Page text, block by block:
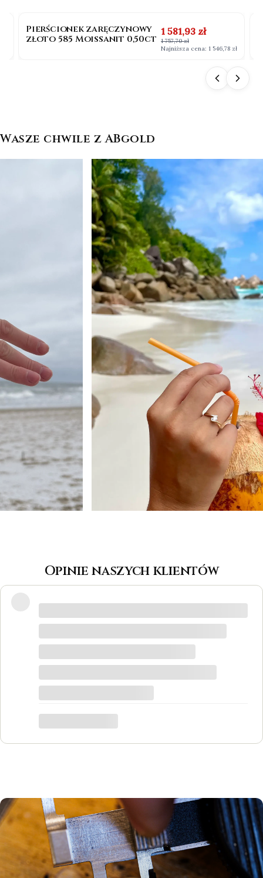
Pierścionek zaręczynowy
złoto 585 Moissanit 0,50ct
Cena promocyjna
1 581,93 zł
1 757,70 zł
Najniższa cena: 1 546,78 zł
Wasze chwile z ABgold
Opinie naszych klientów
odpowiedzi na wszystkie pytania, biżuteria
jest piękna! Ceny bardzo korzystne, na
tego grawer w pierścionku udało się
zrobić w bardzo krótkim czasie. Dziękuję,
był to dla mnie bardzo ważny moment,
trafiłam w idealne miejsce.
Katarzyna Łącka